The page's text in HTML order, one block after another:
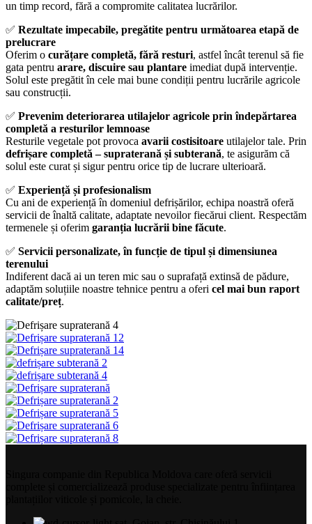
un timp record, fără a compromite calitatea lucrărilor.
✅ Rezultate impecabile, pregătite pentru următoarea etapă de
prelucrare
Oferim o curățare completă, fără resturi, astfel încât terenul să fie
gata pentru arare, discuire sau plantare imediat după intervenție.
Solul este pregătit în cele mai bune condiții pentru lucrările agricole
sau construcții.
✅ Prevenim deteriorarea utilajelor agricole prin îndepărtarea
completă a resturilor lemnoase
Resturile vegetale pot provoca avarii costisitoare utilajelor tale. Prin
defrișare completă – supraterană și subterană, te asigurăm că
solul este curat și sigur pentru orice tip de lucrare ulterioară.
✅ Experiență și profesionalism
Cu ani de experiență în domeniul defrișărilor, echipa noastră oferă
servicii de înaltă calitate, adaptate nevoilor fiecărui client. Respectăm
termenele și oferim garanția lucrării bine făcute.
✅ Servicii personalizate, în funcție de tipul și dimensiunea
terenului
Indiferent dacă ai un teren mic sau o suprafață extinsă de pădure,
adaptăm soluțiile noastre tehnice pentru a oferi cel mai bun raport
calitate/preț.